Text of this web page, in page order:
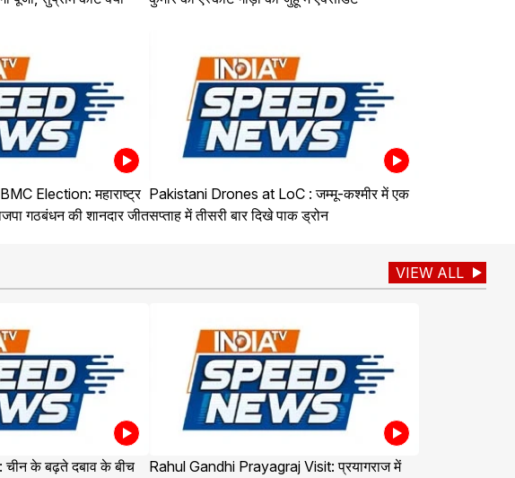
Election: महाराष्ट्र
गठबंधन की शानदार जीत
Pakistani Drones at LoC : जम्मू-कश्मीर में एक
सप्ताह में तीसरी बार दिखे पाक ड्रोन
VIEW ALL
के बढ़ते दबाव के बीच
Rahul Gandhi Prayagraj Visit: प्रयागराज में